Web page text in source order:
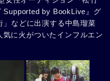
by BookLive』グ
」などに出演する中島瑠菜
に火がついたインフルエン